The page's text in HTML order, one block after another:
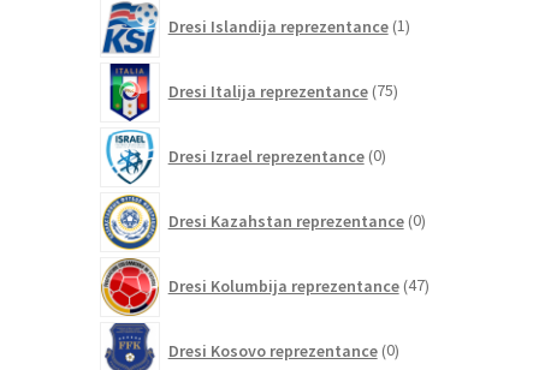
Dresi Islandija reprezentance 1izdelek
Dresi Italija reprezentance 75izdelkov
Dresi Izrael reprezentance 0izdelkov
Dresi Kazahstan reprezentance 0izdelkov
Dresi Kolumbija reprezentance 47izdelkov
Dresi Kosovo reprezentance 0izdelkov